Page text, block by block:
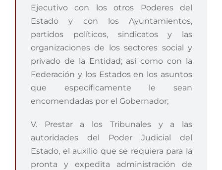
Ejecutivo con los otros Poderes del
Estado y con los Ayuntamientos,
partidos políticos, sindicatos y las
organizaciones de los sectores social y
privado de la Entidad; así como con la
Federación y los Estados en los asuntos
que específicamente le sean
encomendadas por el Gobernador;
V. Prestar a los Tribunales y a las
autoridades del Poder Judicial del
Estado, el auxilio que se requiera para la
pronta y expedita administración de